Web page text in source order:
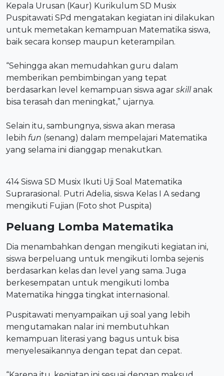
Kepala Urusan (Kaur) Kurikulum SD Musix
Puspitawati SPd mengatakan kegiatan ini dilakukan
untuk memetakan kemampuan Matematika siswa,
baik secara konsep maupun keterampilan.
“Sehingga akan memudahkan guru dalam
memberikan pembimbingan yang tepat
berdasarkan level kemampuan siswa agar skillanak
bisa terasah dan meningkat,” ujarnya.
Selain itu, sambungnya, siswa akan merasa
lebih fun (senang) dalam mempelajari Matematika
yang selama ini dianggap menakutkan.
414 Siswa SD Musix Ikuti Uji Soal Matematika
Suprarasional. Putri Adelia, siswa Kelas I A sedang
mengikuti Fujian (Foto shot Puspita)
Peluang Lomba Matematika
Dia menambahkan dengan mengikuti kegiatan ini,
siswa berpeluang untuk mengikuti lomba sejenis
berdasarkan kelas dan level yang sama. Juga
berkesempatan untuk mengikuti lomba
Matematika hingga tingkat internasional.
Puspitawati menyampaikan uji soal yang lebih
mengutamakan nalar ini membutuhkan
kemampuan literasi yang bagus untuk bisa
menyelesaikannya dengan tepat dan cepat.